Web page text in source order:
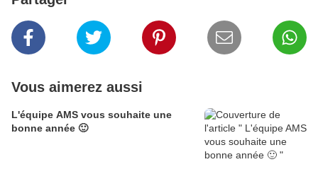
Vous aimerez aussi
L'équipe AMS vous souhaite une
bonne année 🙂